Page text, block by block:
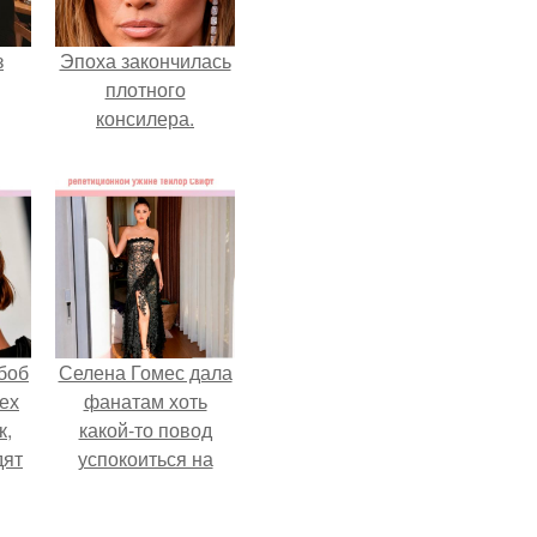
Эпоха закончилась
плотного
консилера.
Селена Гомес дала
фанатам хоть
какой-то повод
успокоиться на